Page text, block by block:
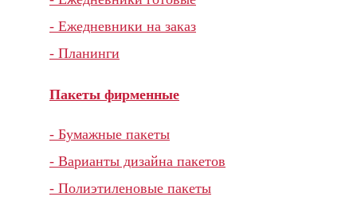
- Ежедневники на заказ
- Планинги
Пакеты фирменные
- Бумажные пакеты
- Варианты дизайна пакетов
- Полиэтиленовые пакеты